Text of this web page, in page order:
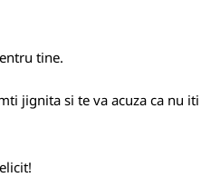
tine.
jignita si te va acuza ca nu